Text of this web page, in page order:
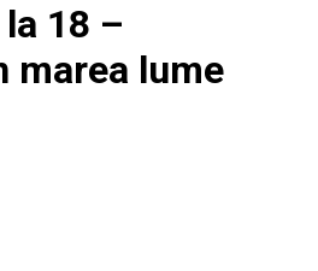
18 –
marea lume